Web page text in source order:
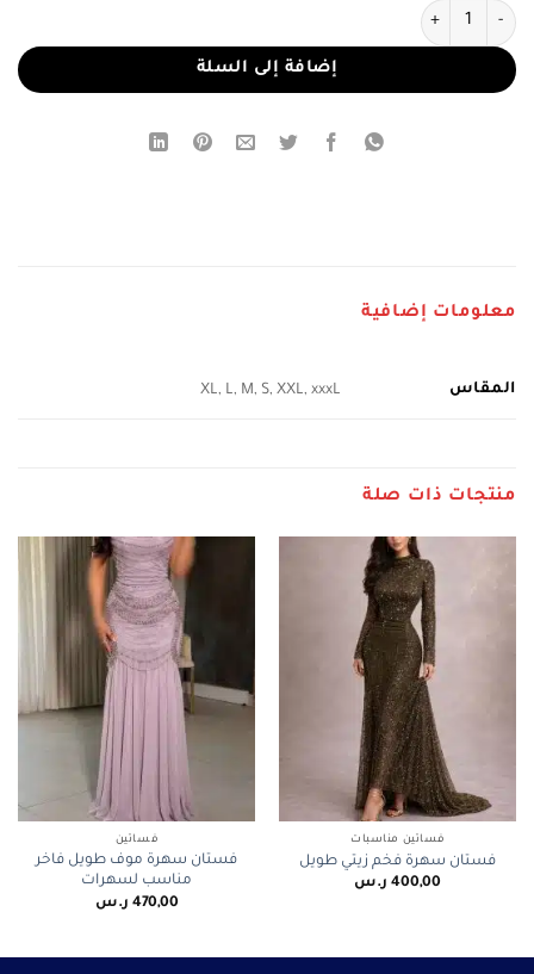
كمية فستان سهرة أصفر طويل
إضافة إلى السلة
معلومات إضافية
المقاس XL, L, M, S, XXL, xxxL
منتجات ذات صلة
فساتين مناسبات
فستان سهرة فخم زيتي طويل
400,00 ر.س
فساتين
فستان سهرة موف طويل فاخر
مناسب لسهرات
470,00 ر.س